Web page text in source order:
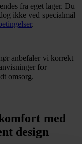
fra eget lager. Du
ikke ved specialmål
.
anbefaler vi korrekt
for
omsorg.
med
design